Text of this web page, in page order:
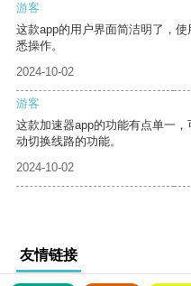
游客
这款app的用户界面简洁明了，
悉操作。
2024-10-02
游客
这款加速器app的功能有点单一
动切换线路的功能。
2024-10-02
友情链接